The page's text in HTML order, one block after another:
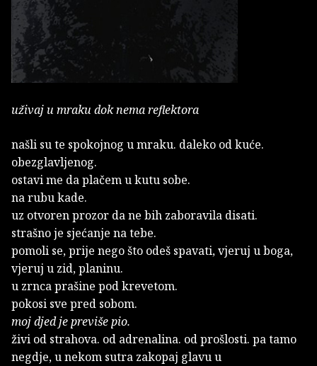
uživaj u mraku dok nema reflektora
našli su te spokojnog u mraku. daleko od kuće.
obezglavljenog.
ostavi me da plačem u kutu sobe.
na rubu kade.
uz otvoren prozor da ne bih zaboravila disati.
strašno je sjećanje na tebe.
pomoli se, prije nego što odeš spavati, vjeruj u boga,
vjeruj u zid, planinu.
u zrnca prašine pod krevetom.
pokosi sve pred sobom.
moj djed je previše pio.
živi od strahova. od adrenalina. od prošlosti. pa tamo
negdje, u nekom sutra zakopaj glavu u